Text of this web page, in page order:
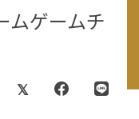
ムゲームチ